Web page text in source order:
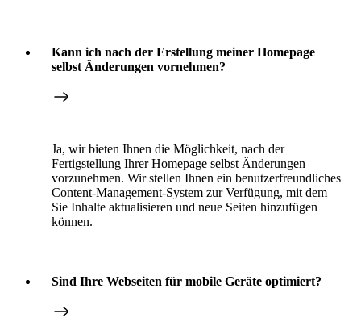
Kann ich nach der Erstellung meiner Homepage
selbst Änderungen vornehmen?
Ja, wir bieten Ihnen die Möglichkeit, nach der
Fertigstellung Ihrer Homepage selbst Änderungen
vorzunehmen. Wir stellen Ihnen ein benutzerfreundliches
Content-Management-System zur Verfügung, mit dem
Sie Inhalte aktualisieren und neue Seiten hinzufügen
können.
Sind Ihre Webseiten für mobile Geräte optimiert?